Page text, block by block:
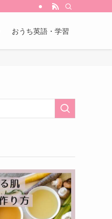
おうち英語・学習